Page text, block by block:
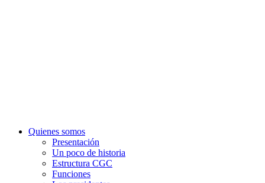
Quienes somos
Presentación
Un poco de historia
Estructura CGC
Funciones